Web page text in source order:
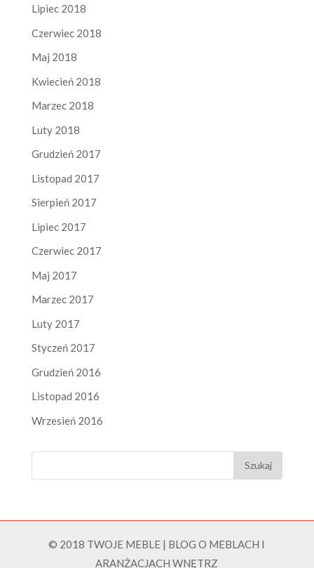
Lipiec 2018
Czerwiec 2018
Maj 2018
Kwiecień 2018
Marzec 2018
Luty 2018
Grudzień 2017
Listopad 2017
Sierpień 2017
Lipiec 2017
Czerwiec 2017
Maj 2017
Marzec 2017
Luty 2017
Styczeń 2017
Grudzień 2016
Listopad 2016
Wrzesień 2016
© 2018 TWOJE MEBLE | BLOG O MEBLACH I
ARANŻACJACH WNĘTRZ